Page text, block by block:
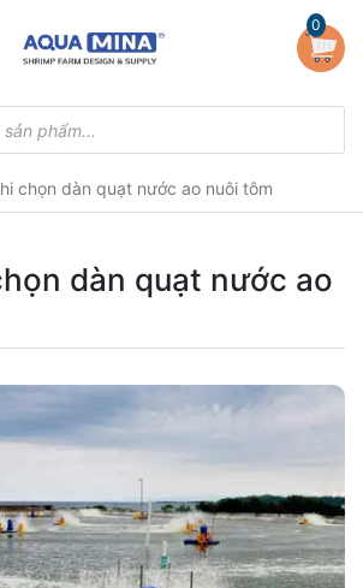
0
chọn dàn quạt nước ao nuôi tôm
dàn quạt nước ao